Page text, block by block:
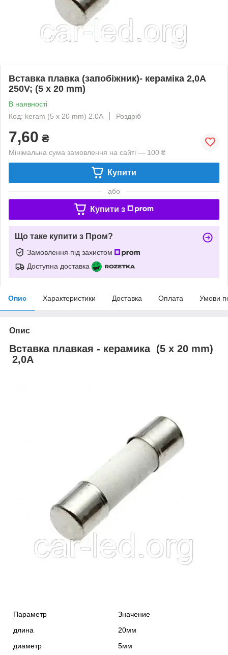
Вставка плавка (запобіжник)- кераміка 2,0A
250V; (5 x 20 mm)
В наявності
Код: keram (5 x 20 mm) 2.0A
Роздріб
7,60 ₴
Мінімальна сума замовлення на сайті — 100 ₴
Купити
або
Купити з
Що таке купити з Пром?
Замовлення під захистом
Доступна доставка
Опис Характеристики Доставка Оплата Умови
Опис
Вставка плавкая - керамика (5 x 20 mm)
2,0A
Параметр
Значение
длина
20мм
диаметр
5мм